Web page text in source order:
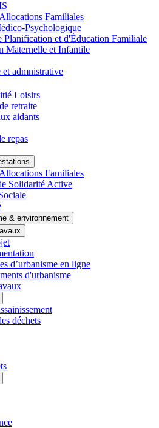
Familiales
Psychologique
Planification et d'Éducation Familiale
Maternelle et Infantile
admnistrative
Loisirs
retraite
aidants
repas
Familiales
Solidarité Active
& environnement
d’urbanisme en ligne
d'urbanisme
déchets